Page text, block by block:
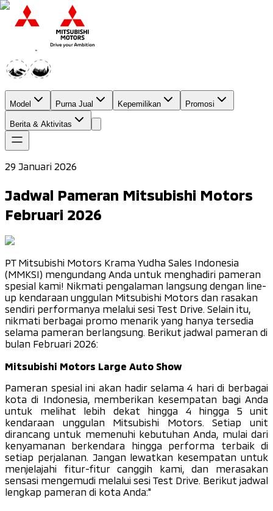
Model Purna Jual Kepemilikan Promosi
Berita & Aktivitas
29 Januari 2026
Jadwal Pameran Mitsubishi Motors
Februari 2026
PT Mitsubishi Motors Krama Yudha Sales Indonesia
(MMKSI) mengundang Anda untuk menghadiri pameran
spesial kami! Nikmati pengalaman langsung dengan line-
up kendaraan unggulan Mitsubishi Motors dan rasakan
sendiri performanya melalui sesi Test Drive. Selain itu,
nikmati berbagai promo menarik yang hanya tersedia
selama pameran berlangsung. Berikut jadwal pameran di
bulan Februari 2026:
Mitsubishi Motors Large Auto Show
Pameran spesial ini akan hadir selama 4 hari di berbagai
kota di Indonesia, memberikan kesempatan bagi Anda
untuk melihat lebih dekat hingga 4 hingga 5 unit
kendaraan unggulan Mitsubishi Motors. Setiap unit
dirancang untuk memenuhi kebutuhan Anda, mulai dari
kenyamanan berkendara hingga performa terbaik di
setiap perjalanan. Jangan lewatkan kesempatan untuk
menjelajahi fitur-fitur canggih kami, dan merasakan
sensasi mengemudi melalui sesi Test Drive. Berikut jadwal
lengkap pameran di kota Anda:"